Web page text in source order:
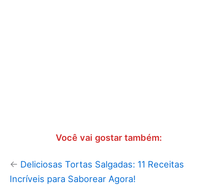
Você vai gostar também:
← Deliciosas Tortas Salgadas: 11 Receitas
Incríveis para Saborear Agora!